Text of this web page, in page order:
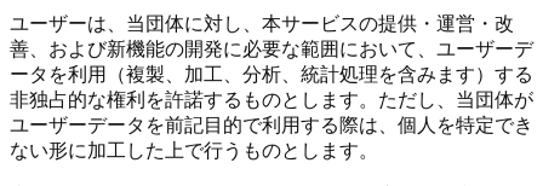
ユーザーは、当団体に対し、本サービスの提供・運営・改
善、および新機能の開発に必要な範囲において、ユーザーデ
ータを利用（複製、加工、分析、統計処理を含みます）する
非独占的な権利を許諾するものとします。ただし、当団体が
ユーザーデータを前記目的で利用する際は、個人を特定でき
ない形に加工した上で行うものとします。